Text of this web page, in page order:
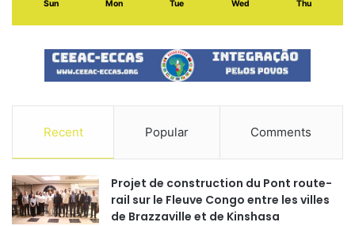
Sun Mon Tue Wed Thu
Recent Popular Comments
Projet de construction du Pont route-
rail sur le Fleuve Congo entre les villes
de Brazzaville et de Kinshasa